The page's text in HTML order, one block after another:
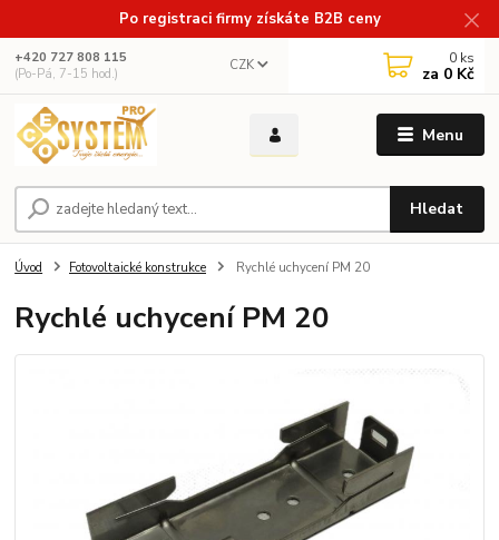
Po registraci firmy získáte B2B ceny
Menu
CZK
Hledat
+420 727 808 115
(Po-Pá, 7-15 hod.)
0 ks
za 0 Kč
Úvod Fotovoltaické konstrukce Rychlé uchycení PM 20
Rychlé uchycení PM 20